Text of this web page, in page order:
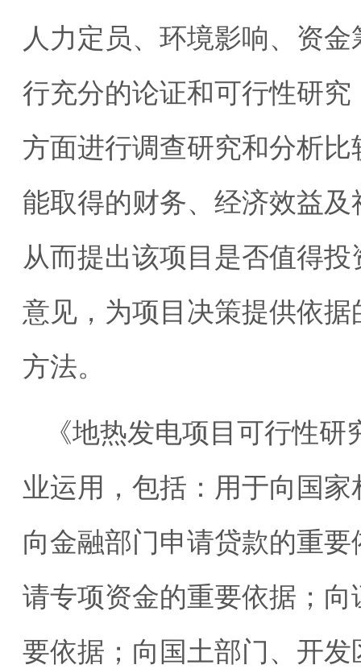
人力定员、环境影响、资
行充分的论证和可行性研
方面进行调查研究和分析
能取得的财务、经济效益
从而提出该项目是否值得
意见，为项目决策提供依
方法。
《地热发电项目可行性
业运用，包括：用于向国
向金融部门申请贷款的重
请专项资金的重要依据；
要依据；向国土部门、开